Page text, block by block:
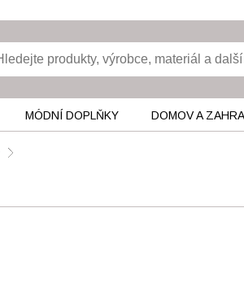
MÓDNÍ DOPLŇKY DOMOV A